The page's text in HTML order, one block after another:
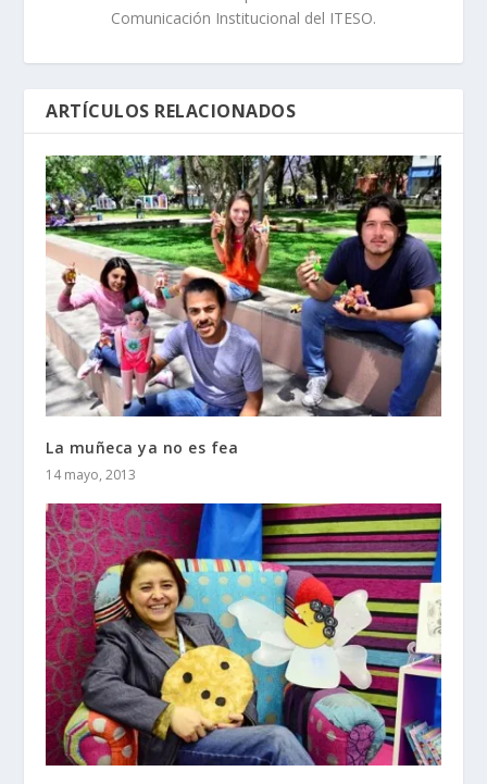
Comunicación Institucional del ITESO.
ARTÍCULOS RELACIONADOS
La muñeca ya no es fea
14 mayo, 2013